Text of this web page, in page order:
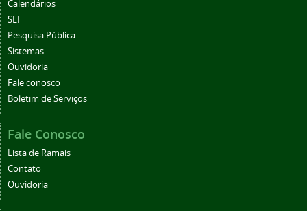
Calendários
SEI
Pesquisa Pública
Sistemas
Ouvidoria
Fale conosco
Boletim de Serviços
Fale Conosco
Lista de Ramais
Contato
Ouvidoria